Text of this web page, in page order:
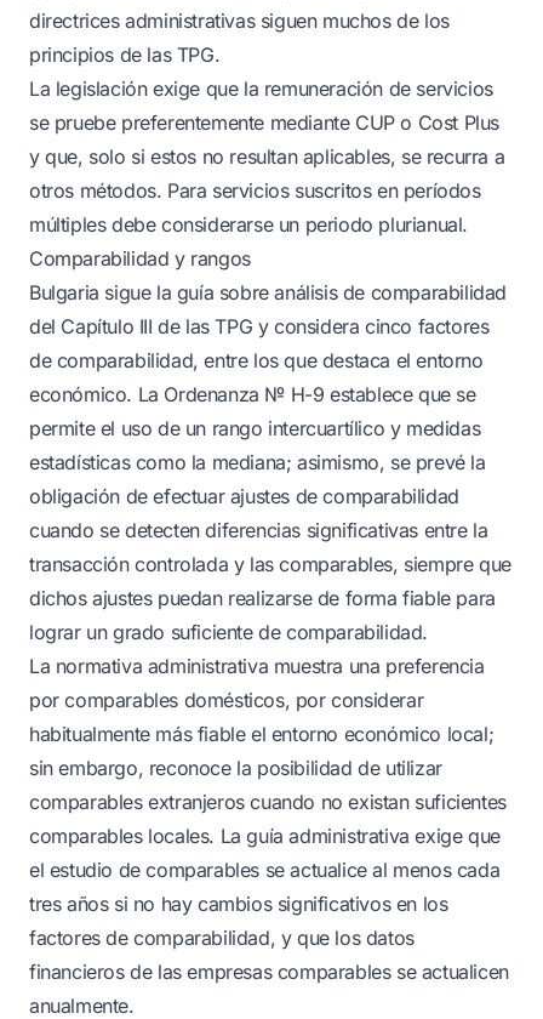
directrices administrativas siguen muchos de los
principios de las TPG.
La legislación exige que la remuneración de servicios
se pruebe preferentemente mediante CUP o Cost Plus
y que, solo si estos no resultan aplicables, se recurra a
otros métodos. Para servicios suscritos en períodos
múltiples debe considerarse un periodo plurianual.
Comparabilidad y rangos
Bulgaria sigue la guía sobre análisis de comparabilidad
del Capítulo III de las TPG y considera cinco factores
de comparabilidad, entre los que destaca el entorno
económico. La Ordenanza № H-9 establece que se
permite el uso de un rango intercuartílico y medidas
estadísticas como la mediana; asimismo, se prevé la
obligación de efectuar ajustes de comparabilidad
cuando se detecten diferencias significativas entre la
transacción controlada y las comparables, siempre que
dichos ajustes puedan realizarse de forma fiable para
lograr un grado suficiente de comparabilidad.
La normativa administrativa muestra una preferencia
por comparables domésticos, por considerar
habitualmente más fiable el entorno económico local;
sin embargo, reconoce la posibilidad de utilizar
comparables extranjeros cuando no existan suficientes
comparables locales. La guía administrativa exige que
el estudio de comparables se actualice al menos cada
tres años si no hay cambios significativos en los
factores de comparabilidad, y que los datos
financieros de las empresas comparables se actualicen
anualmente.